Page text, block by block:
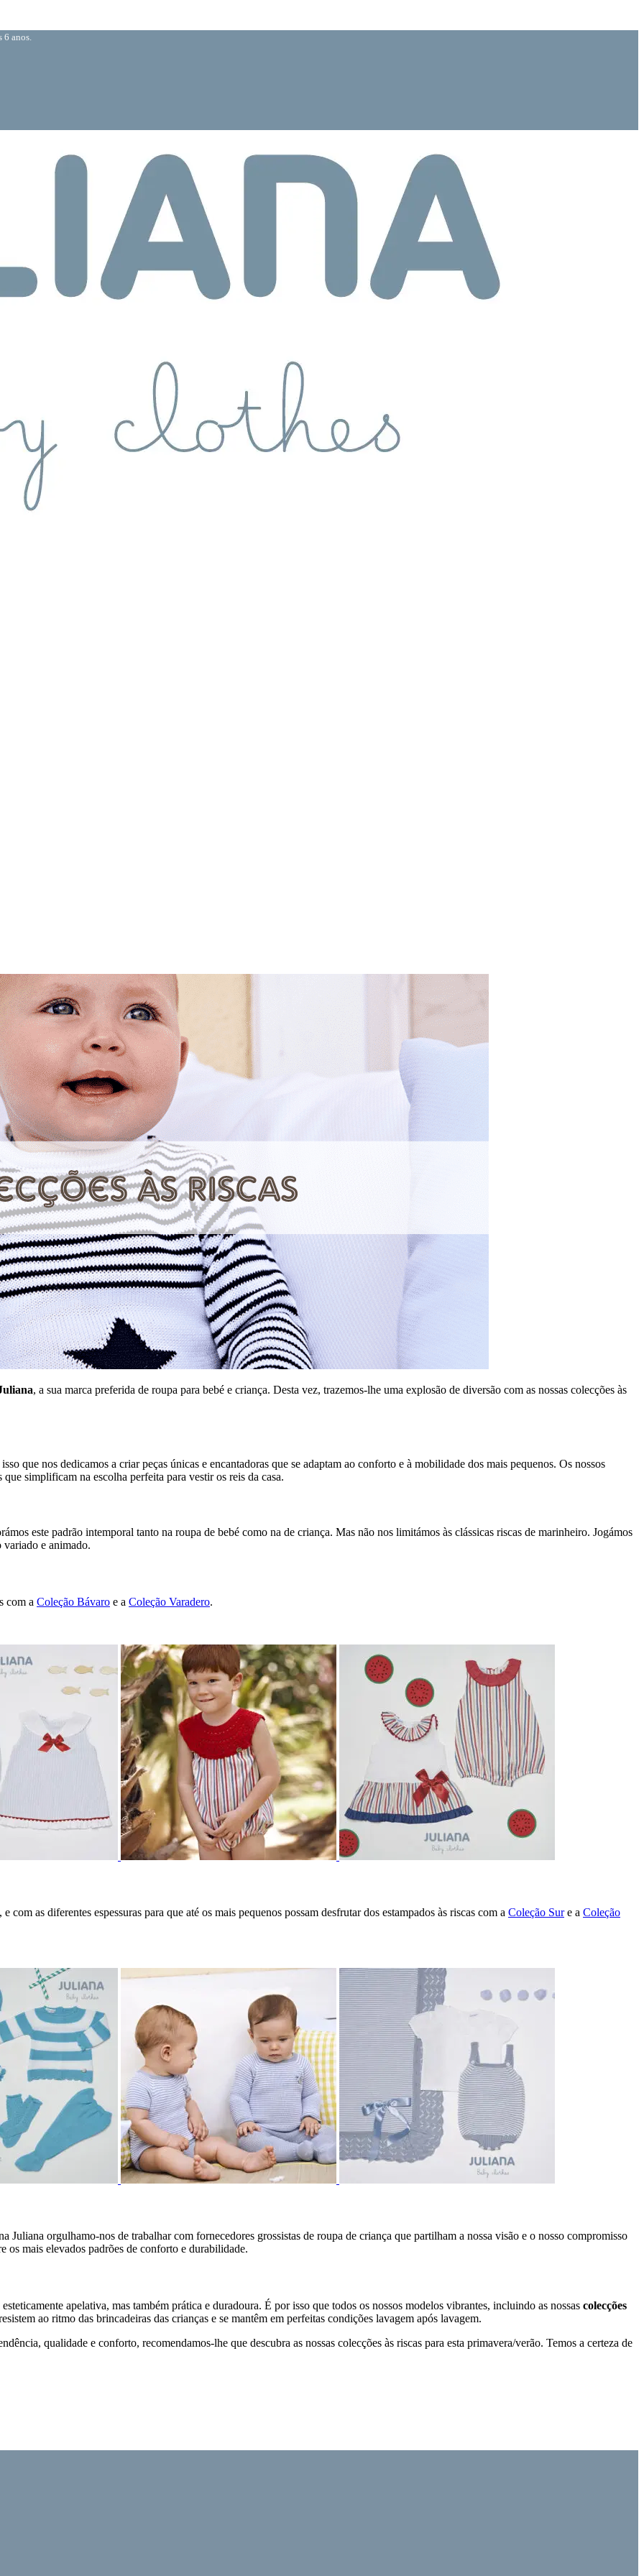
6 anos.
, a sua marca preferida de roupa para bebé e criança. Desta vez, trazemos-lhe uma explosão de diversão com as nossas colecções às
que nos dedicamos a criar peças únicas e encantadoras que se adaptam ao conforto e à mobilidade dos mais pequenos. Os nossos
simplificam na escolha perfeita para vestir os reis da casa.
este padrão intemporal tanto na roupa de bebé como na de criança. Mas não nos limitámos às clássicas riscas de marinheiro. Jogámos
variado e animado.
com a Coleção Bávaro e a Coleção Varadero.
as diferentes espessuras para que até os mais pequenos possam desfrutar dos estampados às riscas com a Coleção Sure a Coleção
Juliana orgulhamo-nos de trabalhar com fornecedores grossistas de roupa de criança que partilham a nossa visão e o nosso compromisso
os mais elevados padrões de conforto e durabilidade.
apelativa, mas também prática e duradoura. É por isso que todos os nossos modelos vibrantes, incluindo as nossas colecções
ao ritmo das brincadeiras das crianças e se mantêm em perfeitas condições lavagem após lavagem.
qualidade e conforto, recomendamos-lhe que descubra as nossas colecções às riscas para esta primavera/verão. Temos a certeza de